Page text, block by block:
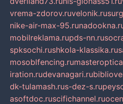
vrema-zdorov.ruvelonik.ru
nike-air-max-95.ru
mobilreklama.rupds-nn.ru
spksochi.rushkola-klassika.ru
mosoblfencing.ru
iration.rudevanagari.ru
dk-tulamash.rus-dez-s.ru
asoftdoc.ruscifichannel.ru